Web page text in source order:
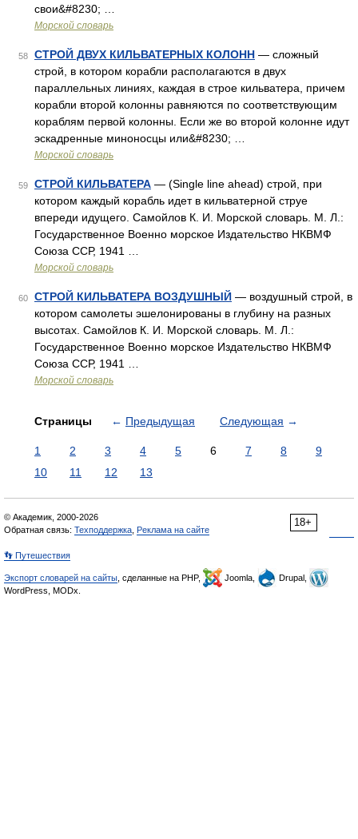
свои&#8230; …
Морской словарь
58 СТРОЙ ДВУХ КИЛЬВАТЕРНЫХ КОЛОНН — сложный
строй, в котором корабли располагаются в двух
параллельных линиях, каждая в строе кильватера, причем
корабли второй колонны равняются по соответствующим
кораблям первой колонны. Если же во второй колонне идут
эскадренные миноносцы или&#8230; …
Морской словарь
59 СТРОЙ КИЛЬВАТЕРА — (Single line ahead) строй, при
котором каждый корабль идет в кильватерной струе
впереди идущего. Самойлов К. И. Морской словарь. М. Л.:
Государственное Военно морское Издательство НКВМФ
Союза ССР, 1941 …
Морской словарь
60 СТРОЙ КИЛЬВАТЕРА ВОЗДУШНЫЙ — воздушный строй, в
котором самолеты эшелонированы в глубину на разных
высотах. Самойлов К. И. Морской словарь. М. Л.:
Государственное Военно морское Издательство НКВМФ
Союза ССР, 1941 …
Морской словарь
Страницы ← Предыдущая Следующая →
1 2 3 4 5 6 7 8
9
10
11 12 13
18+
© Академик, 2000-2026
Обратная связь: Техподдержка Реклама на сайте
👣 Путешествия
Экспорт словарей на сайты , сделанные на PHP, Joomla,
Drupal,
WordPress, MODx.